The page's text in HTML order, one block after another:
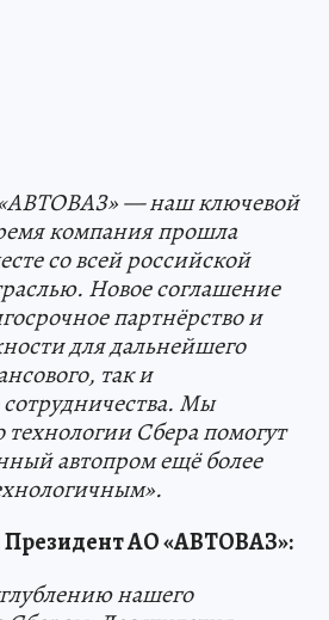
«АВТОВАЗ» — наш ключевой
компания прошла
со всей российской
Новое соглашение
партнёрство и
для дальнейшего
так и
сотрудничества. Мы
технологии Сбера помогут
автопром ещё более
».
АО «АВТОВАЗ»:
нашего